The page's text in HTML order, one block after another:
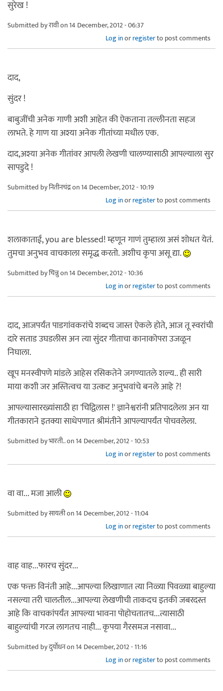
सुरेख !
Submitted byरावीon 14 December, 2012 - 06:37
Log inorregisterto post comments
दाद,
सुंदर !
बाबुजींची अनेक गाणी अशी आहेत की ऐकताना तल्लीनता सहज
लाभते. हे गाण या अश्या अनेक गीतांच्या मधील एक.
दाद,अश्या अनेक गीतांवर आपली लेखणी चालण्यासाठी आपल्याला सुर
सापडुदे !
Submitted byनितीनचंद्रon 14 December, 2012 - 10:19
Log inorregisterto post comments
शलाकाताई, you are blessed! म्हणून गाणं तुम्हाला असं शोधत येतं.
तुमचा अनुभव वाचकाला समृद्ध करतो. अशीच कृपा असू द्या.
Submitted byचिन्नुon 14 December, 2012 - 10:36
Log inorregisterto post comments
दाद, आजपर्यंत पाडगांवकरांचे शब्दच जास्त ऐकले होते, आज तू स्वरांची
दारे सताड उघडलीस अन त्या सुंदर गीताचा कानाकोपरा उजळून
निघाला.
खूप मनस्वीपणे मांडले आहेस रसिकतेने जगण्यातले शल्य.. ही सारी
माया कशी जर अस्तित्वच या उत्कट अनुभवांचे बनले आहे ?!
आपल्यासारख्यांसाठी हा 'चिद्विलास !' ज्ञानेश्वरांनी प्रतिपादलेला अन या
गीतकाराने इतक्या साधेपणात श्रीमंतीने आपल्यापर्यंत पोचवलेला.
Submitted byभारती..on 14 December, 2012 - 10:53
Log inorregisterto post comments
वा वा... मजा आली
Submitted byसायलीon 14 December, 2012 - 11:04
Log inorregisterto post comments
वाह वाह...फारच सुंदर...
एक फक्त विनंती आहे...आपल्या लिखाणात त्या निळ्या पिवळ्या बाहुल्या
नसल्या तरी चालतील...आपल्या लेखणीची ताकदच इतकी जबरदस्त
आहे कि वाचकांपर्यंत आपल्या भावना पोहोचतातच...त्यासाठी
बाहुल्यांची गरज लागतच नाही... कृपया गैरसमज नसावा...
Submitted byदुर्योधनon 14 December, 2012 - 11:16
Log inorregisterto post comments